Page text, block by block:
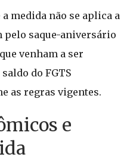
medida não se aplica a
pelo saque-aniversário
venham a ser
do FGTS
as regras vigentes.
e